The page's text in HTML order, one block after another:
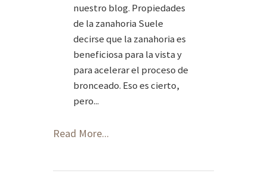
nuestro blog. Propiedades
de la zanahoria Suele
decirse que la zanahoria es
beneficiosa para la vista y
para acelerar el proceso de
bronceado. Eso es cierto,
pero...
Read More...